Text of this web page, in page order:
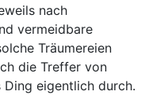
nach
vermeidbare
Träumereien
die Treffer von
eigentlich durch.